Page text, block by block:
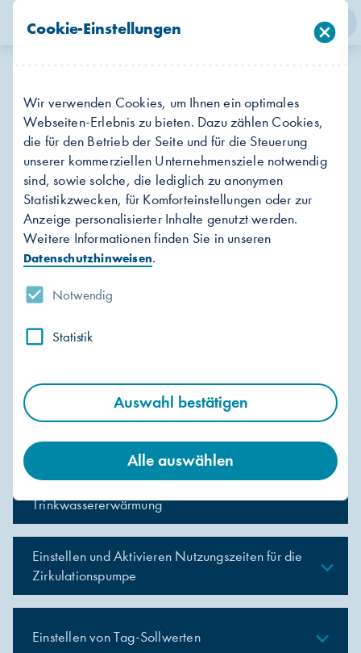
cancel
Cookie-Einstellungen
Wir verwenden Cookies, um Ihnen ein optimales
Webseiten-Erlebnis zu bieten. Dazu zählen Cookies,
die für den Betrieb der Seite und für die Steuerung
unserer kommerziellen Unternehmensziele notwendig
sind, sowie solche, die lediglich zu anonymen
Statistikzwecken, für Komforteinstellungen oder zur
Anzeige personalisierter Inhalte genutzt werden.
Weitere Informationen finden Sie in unseren
Datenschutzhinweisen.
Notwendig
Statistik
Auswahl bestätigen
Alle auswählen
Suche
menu
Menü
So stellen Sie Ihre Fernwärme-
Station optimal ein.
Für Ihre Fernwärme-Station stellen wir Ihnen
Bedienungsanleitungen für 6 unterschiedliche
Szenarien zur Verfügung. Bitte beachten Sie
dabei das Modell Ihrer Station.
Heizungs- und Fernheizungsregler Samson
Trovis 5573-0
Einstellen und Aktivieren Nutzungszeiten für die
expand_less
Einstellen und Aktivieren Nutzungszeiten für die
Trinkwassererwärmung
expand_less
Einstellen und Aktivieren Nutzungszeiten für die
Zirkulationspumpe
expand_less
Einstellen von Tag-Sollwerten expand_less